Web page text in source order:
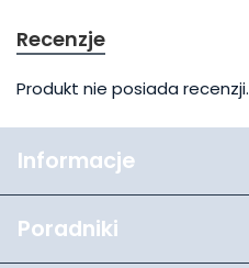
Recenzje
Produkt nie posiada recenzji.
Informacje
Poradniki